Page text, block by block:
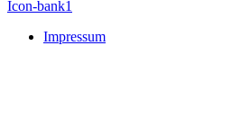
Icon-bank1
Impressum